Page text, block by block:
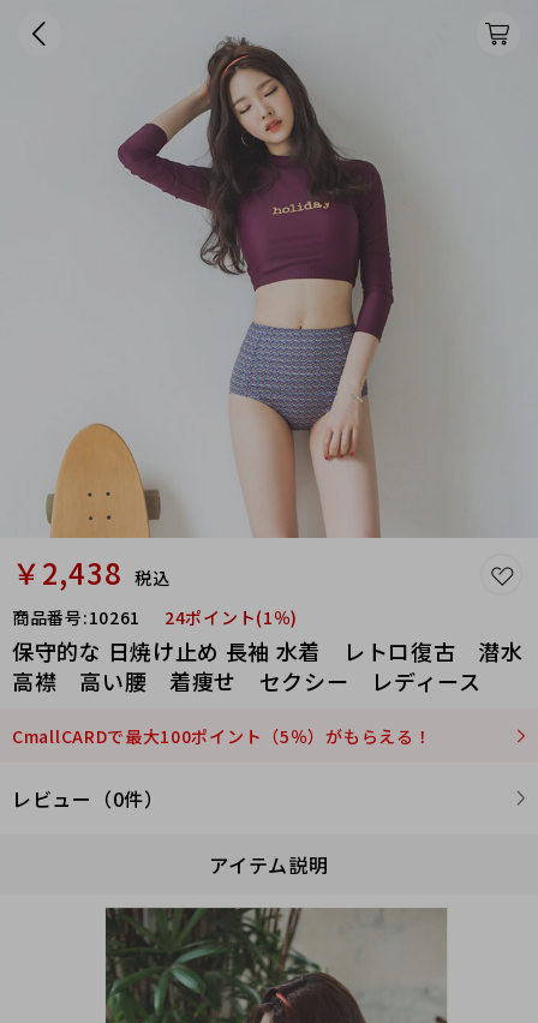
￥2,438 税込
商品番号:10261 24ポイント(1％)
保守的な 日焼け止め 長袖 水着 レトロ復古 潜水
高襟 高い腰 着痩せ セクシー レディース
CmallCARDで最大100ポイント（5％）がもらえる！
レビュー（0件）
アイテム説明